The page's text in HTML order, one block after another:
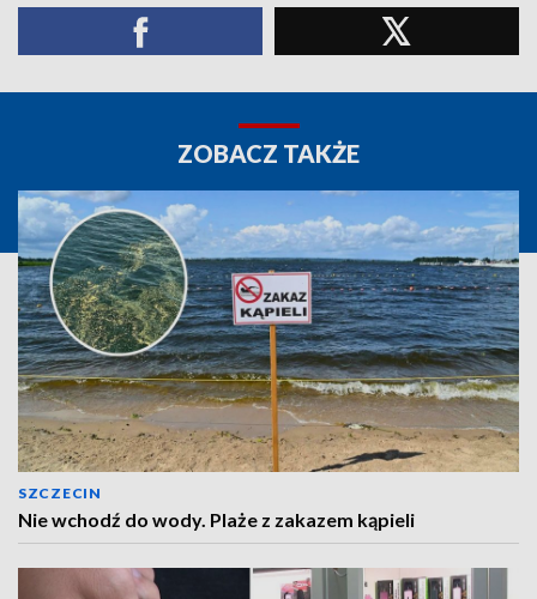
ZOBACZ TAKŻE
SZCZECIN
Nie wchodź do wody. Plaże z zakazem kąpieli